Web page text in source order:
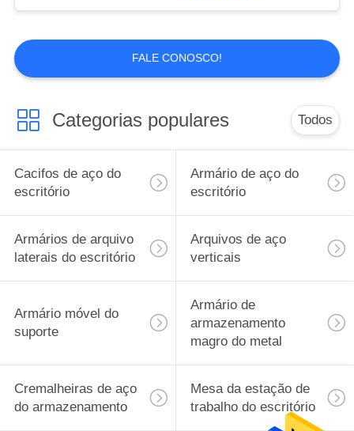
FALE CONOSCO!
Categorias populares Todos
Cacifos de aço do
escritório
Armário de aço do
escritório
Armários de arquivo
laterais do escritório
Arquivos de aço
verticais
Armário móvel do
suporte
Armário de
armazenamento
magro do metal
Cremalheiras de aço
do armazenamento
Mesa da estação de
trabalho do escritório